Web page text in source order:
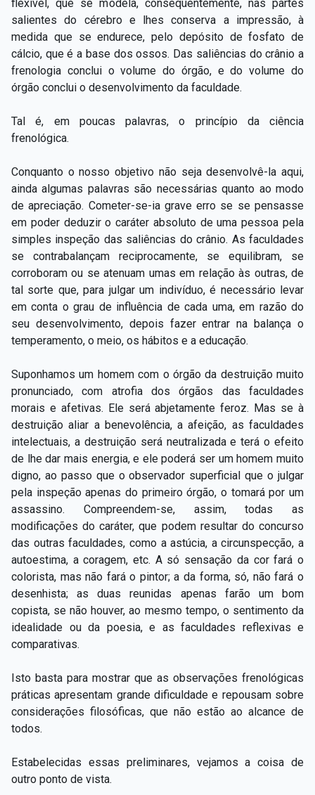
flexível, que se modela, consequentemente, nas partes
salientes do cérebro e lhes conserva a impressão, à
medida que se endurece, pelo depósito de fosfato de
cálcio, que é a base dos ossos. Das saliências do crânio a
frenologia conclui o volume do órgão, e do volume do
órgão conclui o desenvolvimento da faculdade.
Tal é, em poucas palavras, o princípio da ciência
frenológica.
Conquanto o nosso objetivo não seja desenvolvê-la aqui,
ainda algumas palavras são necessárias quanto ao modo
de apreciação. Cometer-se-ia grave erro se se pensasse
em poder deduzir o caráter absoluto de uma pessoa pela
simples inspeção das saliências do crânio. As faculdades
se contrabalançam reciprocamente, se equilibram, se
corroboram ou se atenuam umas em relação às outras, de
tal sorte que, para julgar um indivíduo, é necessário levar
em conta o grau de influência de cada uma, em razão do
seu desenvolvimento, depois fazer entrar na balança o
temperamento, o meio, os hábitos e a educação.
Suponhamos um homem com o órgão da destruição muito
pronunciado, com atrofia dos órgãos das faculdades
morais e afetivas. Ele será abjetamente feroz. Mas se à
destruição aliar a benevolência, a afeição, as faculdades
intelectuais, a destruição será neutralizada e terá o efeito
de lhe dar mais energia, e ele poderá ser um homem muito
digno, ao passo que o observador superficial que o julgar
pela inspeção apenas do primeiro órgão, o tomará por um
assassino. Compreendem-se, assim, todas as
modificações do caráter, que podem resultar do concurso
das outras faculdades, como a astúcia, a circunspecção, a
autoestima, a coragem, etc. A só sensação da cor fará o
colorista, mas não fará o pintor; a da forma, só, não fará o
desenhista; as duas reunidas apenas farão um bom
copista, se não houver, ao mesmo tempo, o sentimento da
idealidade ou da poesia, e as faculdades reflexivas e
comparativas.
Isto basta para mostrar que as observações frenológicas
práticas apresentam grande dificuldade e repousam sobre
considerações filosóficas, que não estão ao alcance de
todos.
Estabelecidas essas preliminares, vejamos a coisa de
outro ponto de vista.